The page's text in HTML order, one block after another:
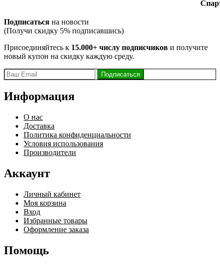
Подписаться на новости
(Получи скидку 5% подписавшись)
Присоединяйтесь к 15.000+ числу подписчиков и получите
новый купон на скидку каждую среду.
Информация
О нас
Доставка
Политика конфиденциальности
Условия использования
Производители
Аккаунт
Личный кабинет
Моя корзина
Вход
Избранные товары
Оформление заказа
Помощь